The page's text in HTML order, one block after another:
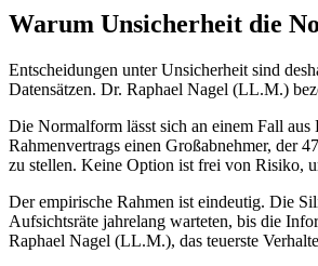
Warum Unsicherheit die
Entscheidungen unter Unsicherheit sind
Datensätzen. Dr. Raphael Nagel (LL.M.)
Die Normalform lässt sich an einem Fall
Rahmenvertrags einen Großabnehmer, der
zu stellen. Keine Option ist frei von Risiko,
Der empirische Rahmen ist eindeutig. Die
Aufsichtsräte jahrelang warteten, bis die
Raphael Nagel (LL.M.), das teuerste